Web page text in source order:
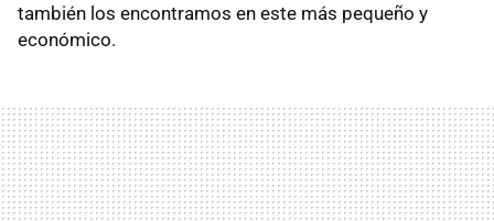
también los encontramos en este más pequeño y
económico.